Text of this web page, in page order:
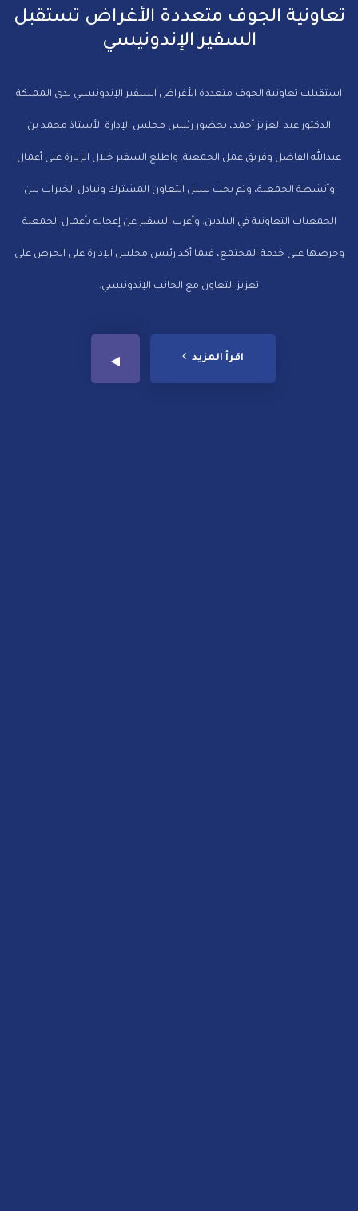
تعاونية الجوف متعددة الأغراض تستقبل
السفير الإندونيسي
استقبلت تعاونية الجوف متعددة الأغراض السفير الإندونيسي لدى المملكة
الدكتور عبد العزيز أحمد، بحضور رئيس مجلس الإدارة الأستاذ محمد بن
عبدالله الفاضل وفريق عمل الجمعية. واطلع السفير خلال الزيارة على أعمال
وأنشطة الجمعية، وتم بحث سبل التعاون المشترك وتبادل الخبرات بين
الجمعيات التعاونية في البلدين. وأعرب السفير عن إعجابه بأعمال الجمعية
وحرصها على خدمة المجتمع، فيما أكد رئيس مجلس الإدارة على الحرص على
تعزيز التعاون مع الجانب الإندونيسي.​​​​​​​​​​​​​​​​
اقرأ المزيد